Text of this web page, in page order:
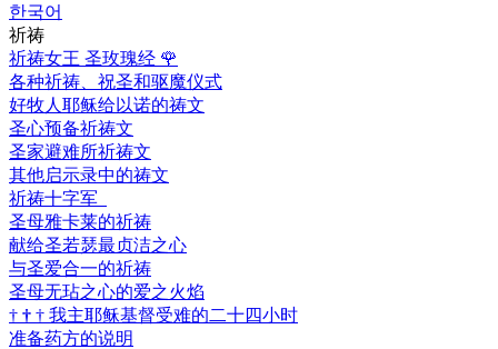
한국어
祈祷
祈祷女王 圣玫瑰经 🌹
各种祈祷、祝圣和驱魔仪式
好牧人耶稣给以诺的祷文
圣心预备祈祷文
圣家避难所祈祷文
其他启示录中的祷文
祈祷十字军
圣母雅卡莱的祈祷
献给圣若瑟最贞洁之心
与圣爱合一的祈祷
圣母无玷之心的爱之火焰
† † † 我主耶稣基督受难的二十四小时
准备药方的说明